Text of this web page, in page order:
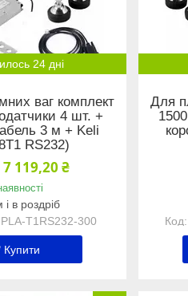
24 дні
ваг комплект
4 шт. +
3 м + Keli
RS232)
7 119,20 ₴
в роздріб
Т1RS232-300
Купити
Для